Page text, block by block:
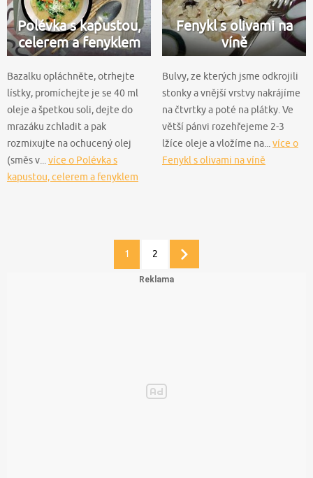
Polévka s kapustou,
celerem a fenyklem
Bazalku opláchněte, otrhejte
lístky, promíchejte je se 40 ml
oleje a špetkou soli, dejte do
mrazáku zchladit a pak
rozmixujte na ochucený olej
(směs v... více o Polévka s
kapustou, celerem a fenyklem
Fenykl s olivami na
víně
Bulvy, ze kterých jsme odkrojili
stonky a vnější vrstvy nakrájíme
na čtvrtky a poté na plátky. Ve
větší pánvi rozehřejeme 2-3
lžíce oleje a vložíme na... více o
Fenykl s olivami na víně
1 2
Další